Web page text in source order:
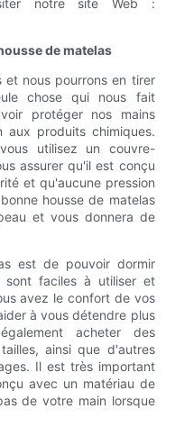
notre site Web :
de matelas
et nous pourrons en tirer
chose qui nous fait
protéger nos mains
aux produits chimiques.
utilisez un couvre-
assurer qu'il est conçu
et qu'aucune pression
housse de matelas
et vous donnera de
est de pouvoir dormir
faciles à utiliser et
avez le confort de vos
à vous détendre plus
acheter des
ainsi que d'autres
Il est très important
avec un matériau de
de votre main lorsque